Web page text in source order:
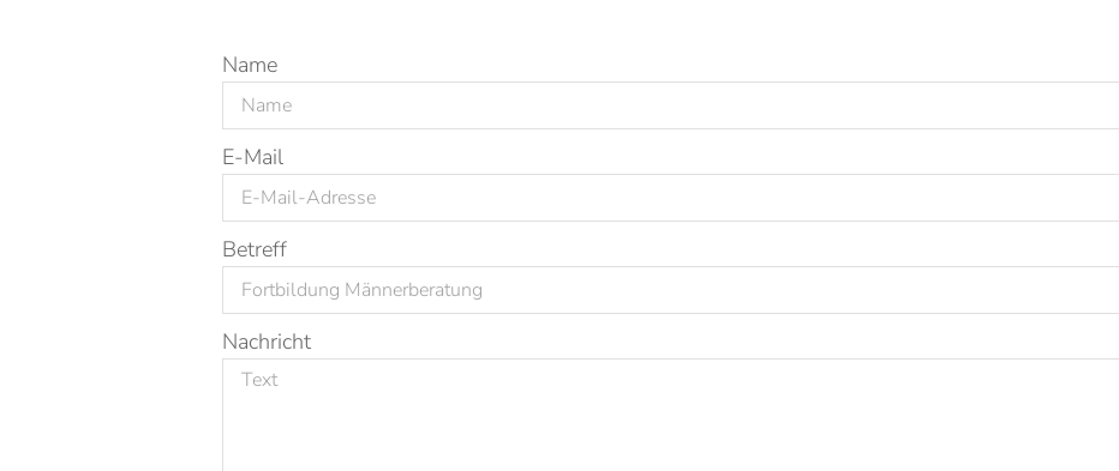
Name
E-Mail
Betreff
Nachricht